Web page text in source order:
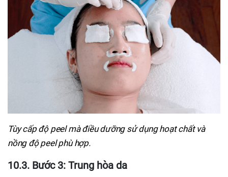
Tùy cấp độ peel mà điều dưỡng sử dụng hoạt chất và
nồng độ peel phù hợp.
10.3. Bước 3: Trung hòa da